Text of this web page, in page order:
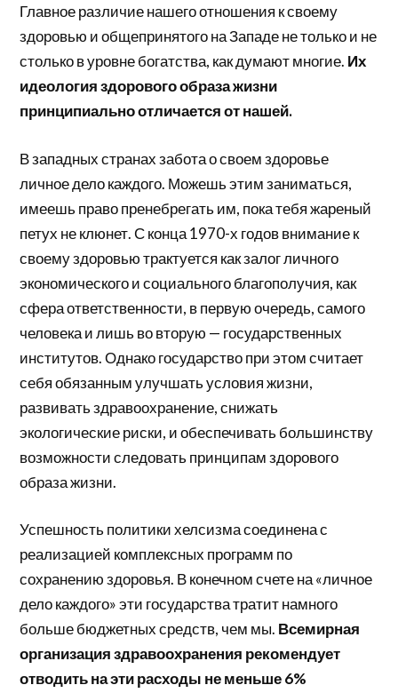
Главное различие нашего отношения к своему
здоровью и общепринятого на Западе не только и не
столько в уровне богатства, как думают многие. Их
идеология здорового образа жизни
принципиально отличается от нашей.
В западных странах забота о своем здоровье
личное дело каждого. Можешь этим заниматься,
имеешь право пренебрегать им, пока тебя жареный
петух не клюнет. С конца 1970-х годов внимание к
своему здоровью трактуется как залог личного
экономического и социального благополучия, как
сфера ответственности, в первую очередь, самого
человека и лишь во вторую — государственных
институтов. Однако государство при этом считает
себя обязанным улучшать условия жизни,
развивать здравоохранение, снижать
экологические риски, и обеспечивать большинству
возможности следовать принципам здорового
образа жизни.
Успешность политики хелсизма соединена с
реализацией комплексных программ по
сохранению здоровья. В конечном счете на «личное
дело каждого» эти государства тратит намного
больше бюджетных средств, чем мы. Всемирная
организация здравоохранения рекомендует
отводить на эти расходы не меньше 6%